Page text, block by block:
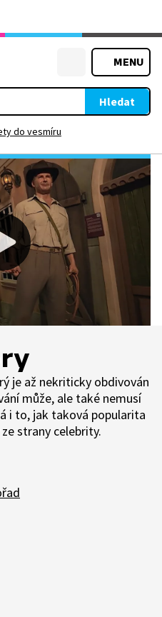
MENU
Hledat
do vesmíru
je až nekriticky obdivován
může, ale také nemusí
i to, jak taková popularita
strany celebrity.